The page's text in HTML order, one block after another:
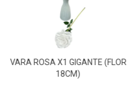
VARA ROSA X1 GIGANTE (FLOR
18CM)